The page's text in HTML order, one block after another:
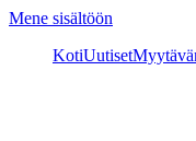
Mene sisältöön
KotiUutiset